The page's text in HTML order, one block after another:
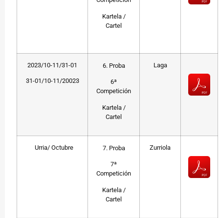
Kartela /
Cartel
2023/10-11/31-01
31-01/10-11/20023
6. Proba
6ª
Competición
Kartela /
Cartel
Laga
Urria/ Octubre 7. Proba
7ª
Competición
Kartela /
Cartel
Zurriola